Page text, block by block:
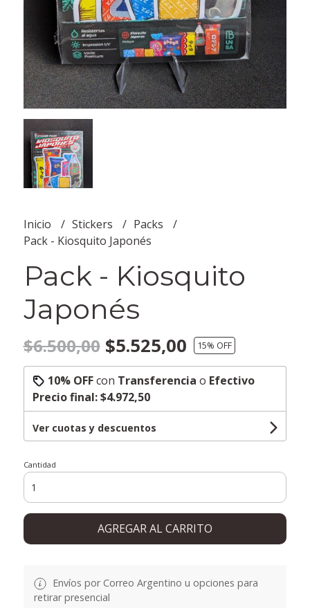
Inicio Stickers
Packs
Pack - Kiosquito Japonés
Pack - Kiosquito
Japonés
$6.500,00$5.525,00 15% OFF
10% OFFcon Transferencia o Efectivo
Precio final:$4.972,50
Ver cuotas y descuentos
Cantidad
AGREGAR AL CARRITO
Envíos por Correo Argentino u opciones para
retirar presencial